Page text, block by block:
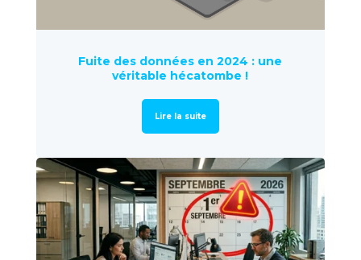
Fuite des données en 2024 : une
véritable hécatombe !
Lire la suite